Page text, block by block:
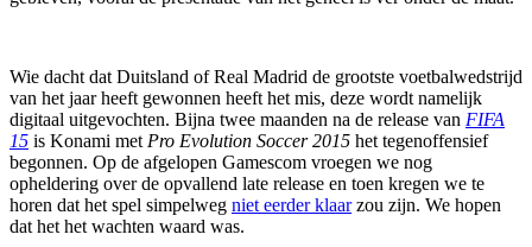
Wie dacht dat Duitsland of Real Madrid de grootste voetbalwedstrijd
van het jaar heeft gewonnen heeft het mis, deze wordt namelijk
digitaal uitgevochten. Bijna twee maanden na de release van FIFA
15 is Konami met Pro Evolution Soccer 2015 het tegenoffensief
begonnen. Op de afgelopen Gamescom vroegen we nog
opheldering over de opvallend late release en toen kregen we te
horen dat het spel simpelweg niet eerder klaarzou zijn. We hopen
dat het het wachten waard was.